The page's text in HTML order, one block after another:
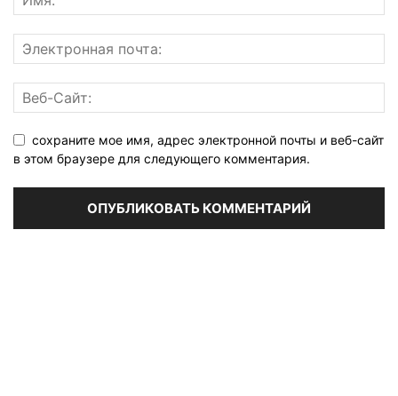
сохраните мое имя, адрес электронной почты и веб-сайт
в этом браузере для следующего комментария.